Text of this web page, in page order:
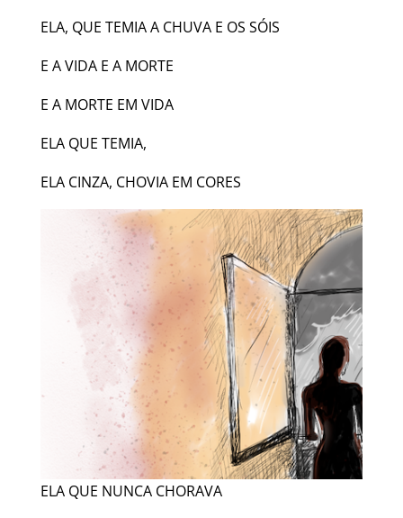
ELA, QUE TEMIA A CHUVA E OS SÓIS
E A VIDA E A MORTE
E A MORTE EM VIDA
ELA QUE TEMIA,
ELA CINZA, CHOVIA EM CORES
ELA QUE NUNCA CHORAVA